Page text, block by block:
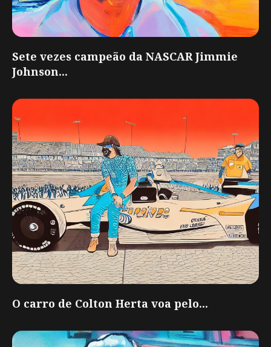
Sete vezes campeão da NASCAR Jimmie
Johnson...
O carro de Colton Herta voa pelo...